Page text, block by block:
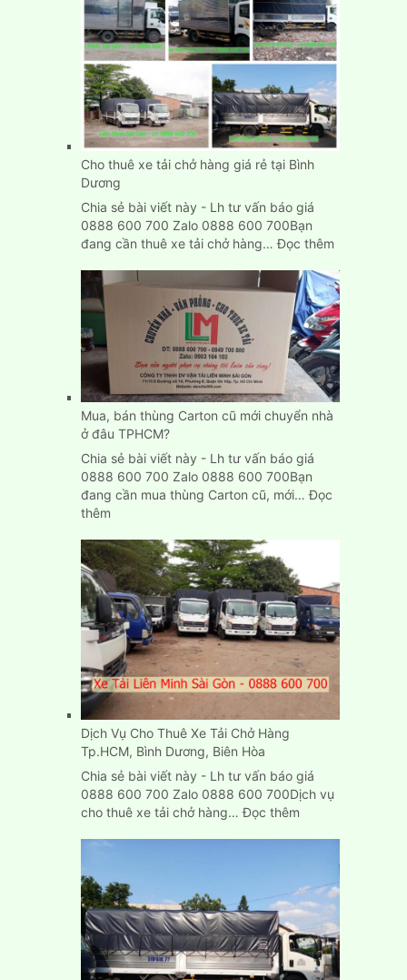
Đồng
Nai
Cho thuê xe tải chở hàng giá rẻ tại Bình
Dương
Chia sẻ bài viết này - Lh tư vấn báo giá
0888 600 700 Zalo 0888 600 700Bạn
đang cần thuê xe tải chở hàng…Đọc thêm:
thuê
xe
tải
chở
hàng
giá
rẻ
tại
Mua, bán thùng Carton cũ mới chuyển nhà
ở đâu TPHCM?
Chia sẻ bài viết này - Lh tư vấn báo giá
0888 600 700 Zalo 0888 600 700Bạn
đang cần mua thùng Carton cũ, mới…Đọc
thêm:
bán
thùng
Carton
cũ
mới
chuyển
nhà
ở
đâu
TPHCM?
Dịch Vụ Cho Thuê Xe Tải Chở Hàng
Tp.HCM, Bình Dương, Biên Hòa
Chia sẻ bài viết này - Lh tư vấn báo giá
0888 600 700 Zalo 0888 600 700Dịch vụ
cho thuê xe tải chở hàng…Đọc thêm:
Thuê
Xe
Tải
Chở
Hàng
Tp.HCM,